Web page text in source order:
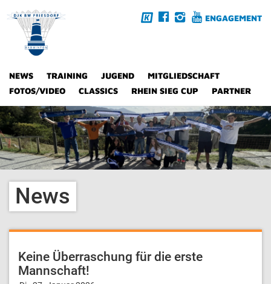
ENGAGEMENT
NEWS TRAINING JUGEND
MITGLIEDSCHAFT
FOTOS/VIDEO
CLASSICS RHEIN SIEG CUP PARTNER
News
Keine Überraschung für die erste
Mannschaft!